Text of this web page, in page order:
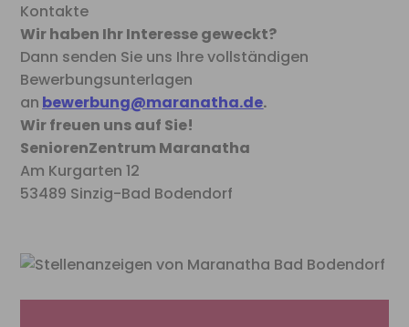
Kontakte
Wir haben Ihr Interesse geweckt?
Dann senden Sie uns Ihre vollständigen
Bewerbungsunterlagen
an bewerbung@maranatha.de.
Wir freuen uns auf Sie!
SeniorenZentrum Maranatha
Am Kurgarten 12
53489 Sinzig-Bad Bodendorf